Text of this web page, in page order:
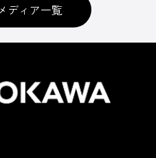
ディア一覧